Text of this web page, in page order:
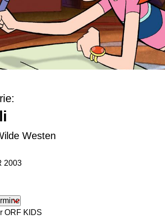
Westen
CAN/GBR
2003
in ORF KIDS
ORF KIDS